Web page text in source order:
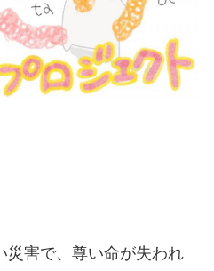
災害で、尊い命が失われ